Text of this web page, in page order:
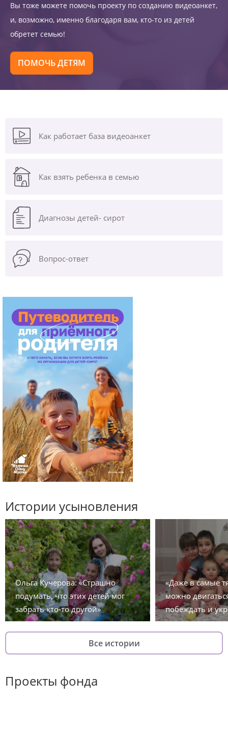
Вы тоже можете помочь проекту по созданию видеоанкет,
и, возможно, именно благодаря вам, кто-то из детей
обретет семью!
ПОМОЧЬ ДЕТЯМ
Как работает база видеоанкет
Как взять ребенка в семью
Диагнозы детей- сирот
Вопрос-ответ
Истории усыновления
Ольга Кучерова: «Страшно
подумать, что этих детей мог
забрать кто-то другой»
«Даже в самые
можно
побеждать и
Все истории
Проекты фонда